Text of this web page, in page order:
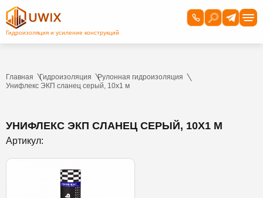
Главная Гидроизоляция
Рулонная гидроизоляция
Унифлекс ЭКП сланец серый, 10х1 м
УНИФЛЕКС ЭКП СЛАНЕЦ СЕРЫЙ, 10Х1 М
Артикул: